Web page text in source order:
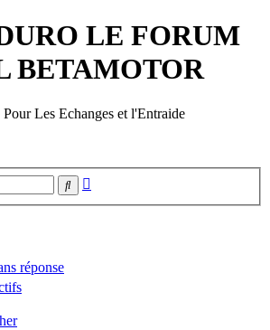
LE FORUM
BETAMOTOR
Les Echanges et l'Entraide
Rechercher
réponse